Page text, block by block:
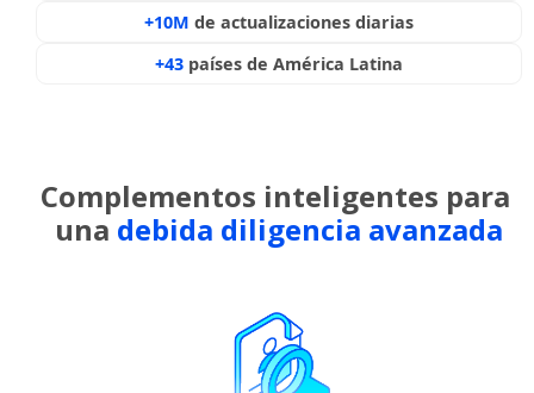
+10M de actualizaciones diarias
+43 países de América Latina
Complementos inteligentes para ​
una debida diligencia avanzada​